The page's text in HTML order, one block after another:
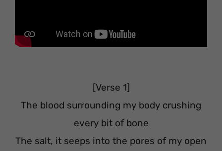
[Verse 1]
The blood surrounding my body crushing
every bit of bone
The salt, it seeps into the pores of my open